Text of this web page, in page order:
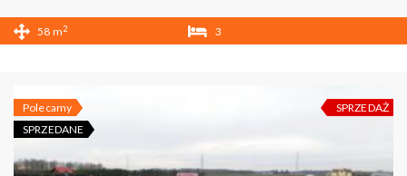
58 m2
3
Polecamy
SPRZEDANE
SPRZEDAŻ